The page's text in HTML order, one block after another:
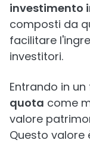
investimento
composti da
facilitare
investitori.
Entrando in
quota come
valore
Questo valore